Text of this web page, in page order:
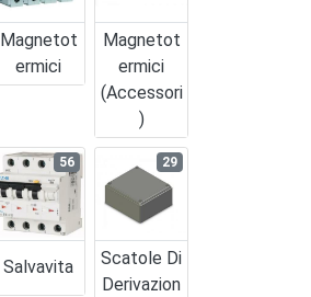
Magnetot
Ermici
Magnetot
Ermici
(accessori
)
Salvavita
56
Scatole Di
Derivazion
29